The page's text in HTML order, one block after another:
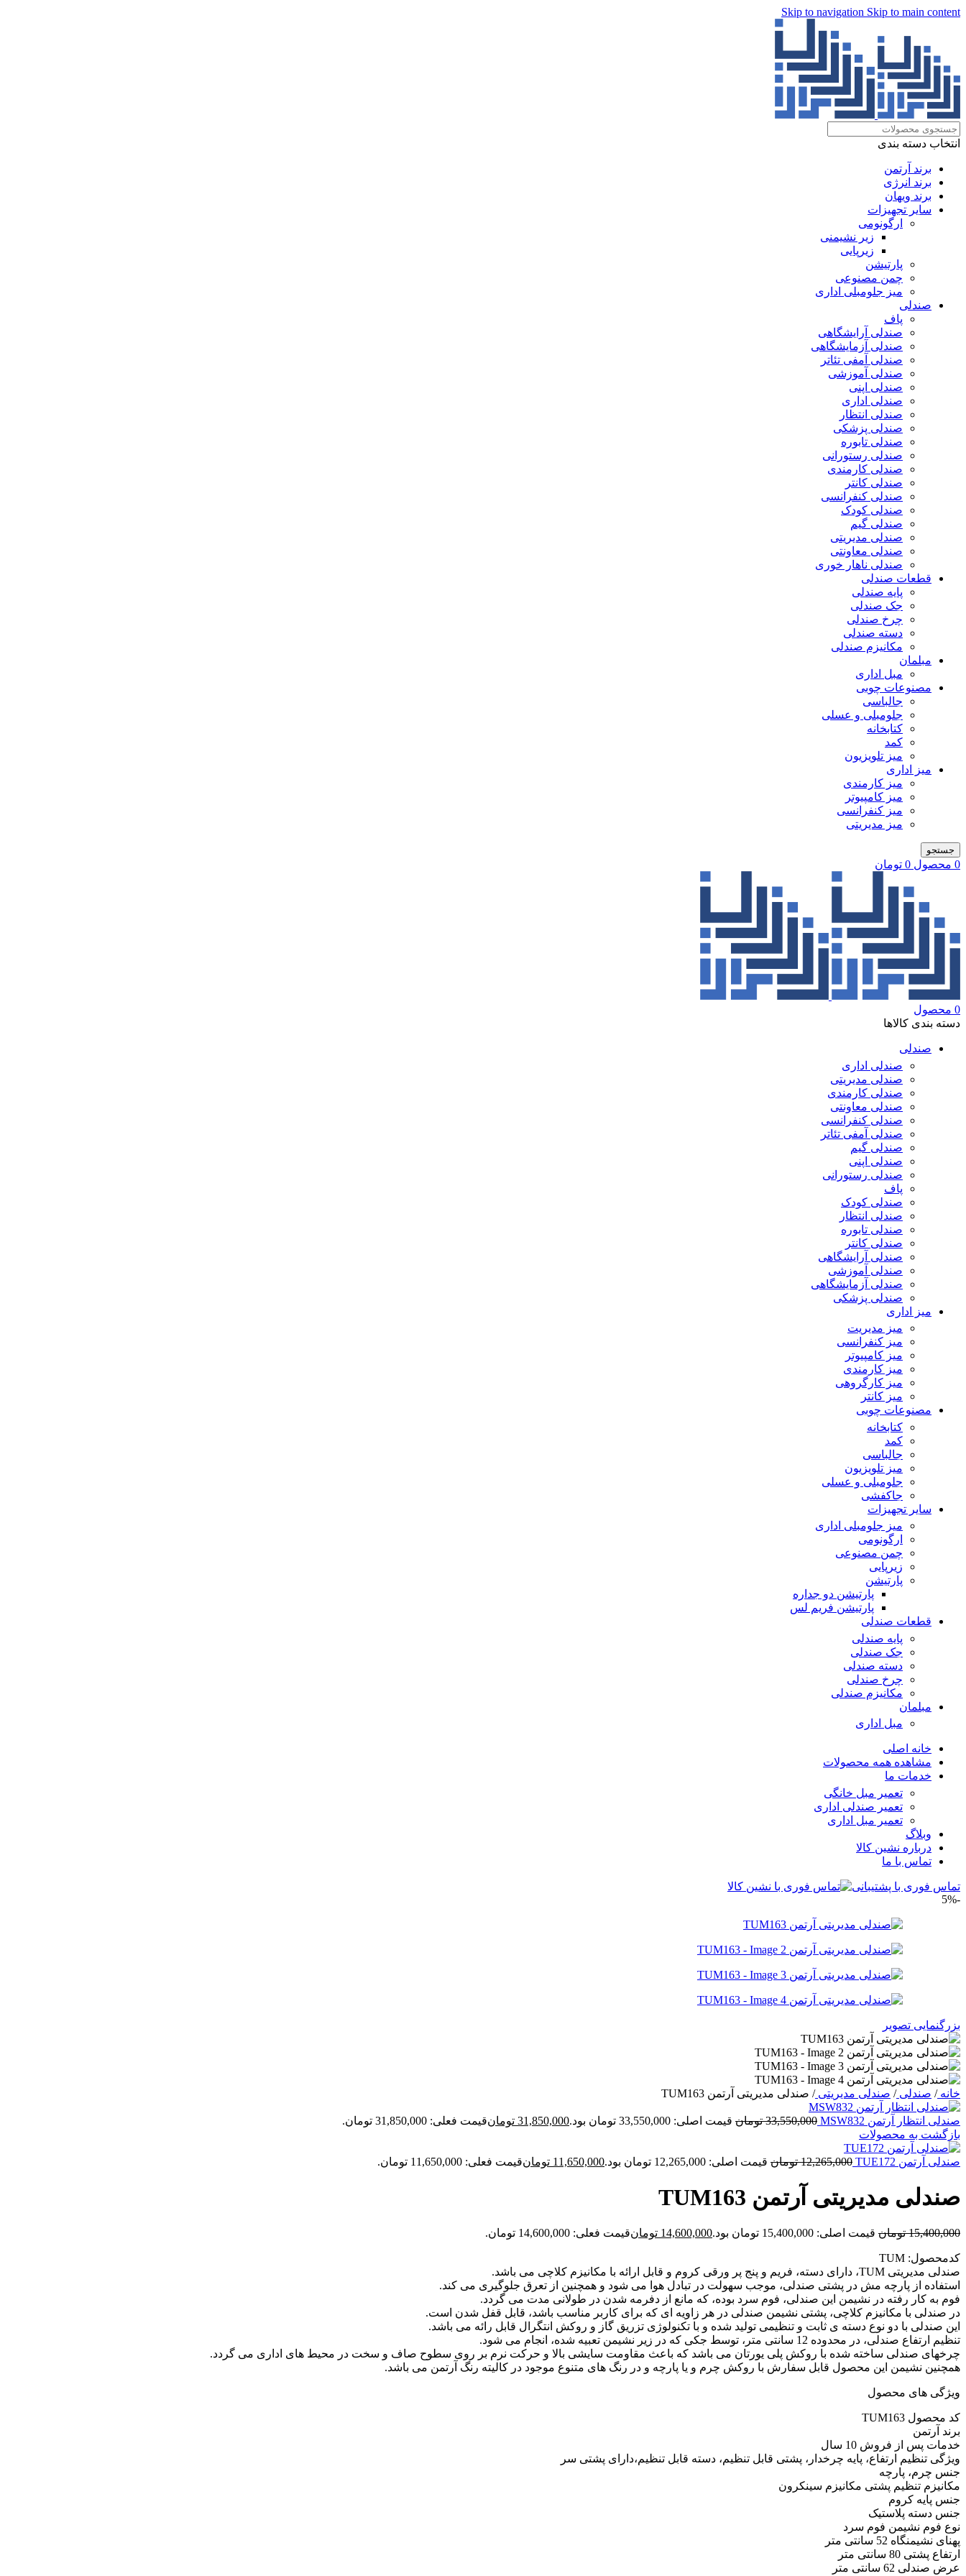
Skip to navigation Skip to main content
انتخاب دسته بندی
برند آرتمن
برند انرژی
برند ویهان
سایر تجهیزات
ارگونومی
زیر نشیمنی
زیرپایی
پارتیشن
چمن مصنوعی
میز جلومبلی اداری
صندلی
پاف
صندلی آرایشگاهی
صندلی آزمایشگاهی
صندلی آمفی تئاتر
صندلی آموزشی
صندلی اپنی
صندلی اداری
صندلی انتظار
صندلی پزشکی
صندلی تابوره
صندلی رستورانی
صندلی کارمندی
صندلی کانتر
صندلی کنفرانسی
صندلی کودک
صندلی گیم
صندلی مدیریتی
صندلی معاونتی
صندلی ناهار خوری
قطعات صندلی
پایه صندلی
جک صندلی
چرخ صندلی
دسته صندلی
مکانیزم صندلی
مبلمان
مبل اداری
مصنوعات چوبی
جالباسی
جلومبلی و عسلی
کتابخانه
کمد
میز تلویزیون
میز اداری
میز کارمندی
میز کامپیوتر
میز کنفرانسی
میز مدیریتی
جستجو
0 محصول 0 تومان
0 محصول
دسته بندی کالاها
صندلی
صندلی اداری
صندلی مدیریتی
صندلی کارمندی
صندلی معاونتی
صندلی کنفرانسی
صندلی آمفی تئاتر
صندلی گیم
صندلی اپنی
صندلی رستورانی
پاف
صندلی کودک
صندلی انتظار
صندلی تابوره
صندلی کانتر
صندلی آرایشگاهی
صندلی آموزشی
صندلی آزمایشگاهی
صندلی پزشکی
میز اداری
میز مدیریت
میز کنفرانسی
میز کامپیوتر
میز کارمندی
میز کارگروهی
میز کانتر
مصنوعات چوبی
کتابخانه
کمد
جالباسی
میز تلویزیون
جلومبلی و عسلی
جاکفشی
سایر تجهیزات
میز جلومبلی اداری
ارگونومی
چمن مصنوعی
زیرپایی
پارتیشن
پارتیشن دو جداره
پارتیشن فریم لس
قطعات صندلی
پایه صندلی
جک صندلی
دسته صندلی
چرخ صندلی
مکانیزم صندلی
مبلمان
مبل اداری
خانه اصلی
مشاهده همه محصولات
خدمات ما
تعمیر مبل خانگی
تعمیر صندلی اداری
تعمیر مبل اداری
وبلاگ
درباره نشین کالا
تماس با ما
تماس فوری با پشتیبانی
-5%
بزرگنمایی تصویر
خانه/ صندلی/ صندلی مدیریتی/ صندلی مدیریتی آرتمن TUM163
صندلی انتظار آرتمن MSW832 33,550,000 تومان قیمت اصلی: 33,550,000 تومان بود. 31,850,000 تومانقیمت فعلی: 31,850,000 تومان.
بازگشت به محصولات
صندلی آرتمن TUE172 12,265,000 تومان قیمت اصلی: 12,265,000 تومان بود. 11,650,000 تومانقیمت فعلی: 11,650,000 تومان.
صندلی مدیریتی آرتمن TUM163
15,400,000 تومان قیمت اصلی: 15,400,000 تومان بود. 14,600,000 تومانقیمت فعلی: 14,600,000 تومان.
کدمحصول: TUM
صندلی مدیریتی TUM، دارای دسته، فریم و پنج پر ورقی کروم و قابل ارائه با مکانیزم کلاچی می باشد.
استفاده از پارچه مش در پشتی صندلی، موجب سهولت در تبادل هوا می شود و همچنین از تعرق جلوگیری می کند.
فوم به کار رفته در نشیمن این صندلی، فوم سرد بوده، که مانع از دفرمه شدن در طولانی مدت می گردد.
در صندلی با مکانیزم کلاچی، پشتی نشیمن صندلی در هر زاویه ای که برای کاربر مناسب باشد، قابل قفل شدن است.
این صندلی با دو نوع دسته ی ثابت و تنظیمی تولید شده و با تکنولوژی تزریق گاز و روکش انتگرال قابل رائه می باشد.
تنظیم ارتفاع صندلی، در محدوده 12 سانتی متر، توسط جکی که در زیر نشیمن تعبیه شده، انجام می شود.
چرخهای صندلی ساخته شده با روکش پلی یورتان می باشد که باعث مقاومت سایشی بالا و حرکت نرم بر روی سطوح صاف و سخت در محیط های اداری می گردد.
همچنین نشیمن این محصول قابل سفارش با روکش چرم و یا پارچه و در رنگ های متنوع موجود در کالیته رنگ آرتمن می باشد.
ویژگی های محصول
کد محصول TUM163
برند آرتمن
خدمات پس از فروش 10 سال
ویژگی تنظیم ارتفاع، پایه چرخدار، پشتی قابل تنظیم، دسته قابل تنظیم،دارای پشتی سر
جنس چرم، پارچه
مکانیزم تنظیم پشتی مکانیزم سینکرون
جنس پایه کروم
جنس دسته پلاستیک
نوع فوم نشیمن فوم سرد
پهنای نشیمنگاه 52 سانتی متر
ارتفاع پشتی 80 سانتی متر
عرض صندلی 62 سانتی متر